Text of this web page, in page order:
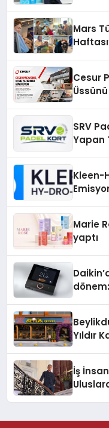
Mars
Cesur
SRV
Yapan
Kleen-
Marie
yaptı
Yıldır
İş